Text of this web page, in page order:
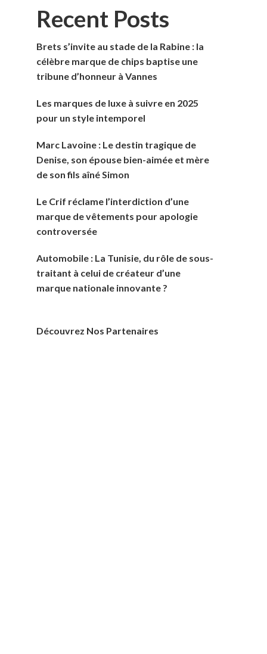
Recent Posts
Brets s’invite au stade de la Rabine : la
célèbre marque de chips baptise une
tribune d’honneur à Vannes
Les marques de luxe à suivre en 2025
pour un style intemporel
Marc Lavoine : Le destin tragique de
Denise, son épouse bien-aimée et mère
de son fils aîné Simon
Le Crif réclame l’interdiction d’une
marque de vêtements pour apologie
controversée
Automobile : La Tunisie, du rôle de sous-
traitant à celui de créateur d’une
marque nationale innovante ?
Découvrez Nos Partenaires